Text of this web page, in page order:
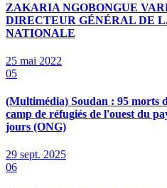
ZAKARIA NGOBONGUE
DIRECTEUR GÉNÉRAL DE
NATIONALE
25 mai 2022
05
(Multimédia) Soudan : 95 morts
camp de réfugiés de l'ouest du
jours (ONG)
29 sept. 2025
06